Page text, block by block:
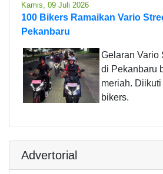
Kamis, 09 Juli 2026
100 Bikers Ramaikan Vario
Pekanbaru
Gelaran Vario
di Pekanbaru
meriah.
bikers.
Advertorial